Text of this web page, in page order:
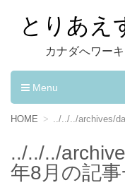
とりあえ
カナダへワー
Menu
コンテンツへ移動
HOME ../../../archives/
../../../
年8月の記